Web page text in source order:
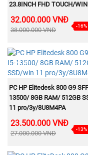
23.8INCH FHD TOUCH/WIN
HOME/ 8W8J3PA
32.000.000 VNĐ
38.000.000 VNĐ
-16%
NEW
MUA NGAY
PC HP Elitedesk 800 G9
13500/ 8GB RAM/ 512GB
11 pro/3y/8U8M4PA
23.500.000 VNĐ
27.000.000 VNĐ
-13%